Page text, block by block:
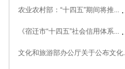
农业农村部：“十四五”期间将推...
《宿迁市“十四五”社会信用体系...
文化和旅游部办公厅关于公布文化...